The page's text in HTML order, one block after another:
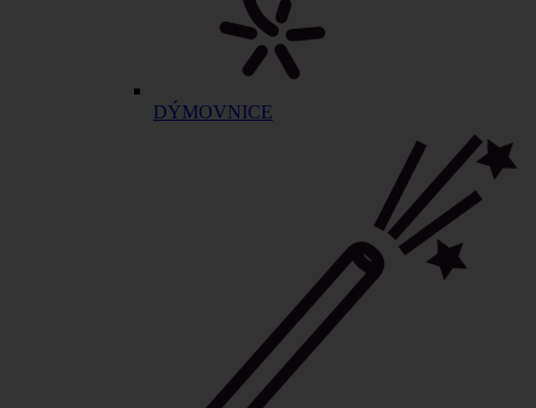
DÝMOVNICE